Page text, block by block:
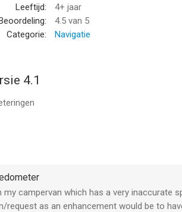
Leeftijd:
4+ jaar
4.5 van 5
Categorie:
Navigatie
4.1
my campervan which has a very inaccurate
request as an enhancement would be to